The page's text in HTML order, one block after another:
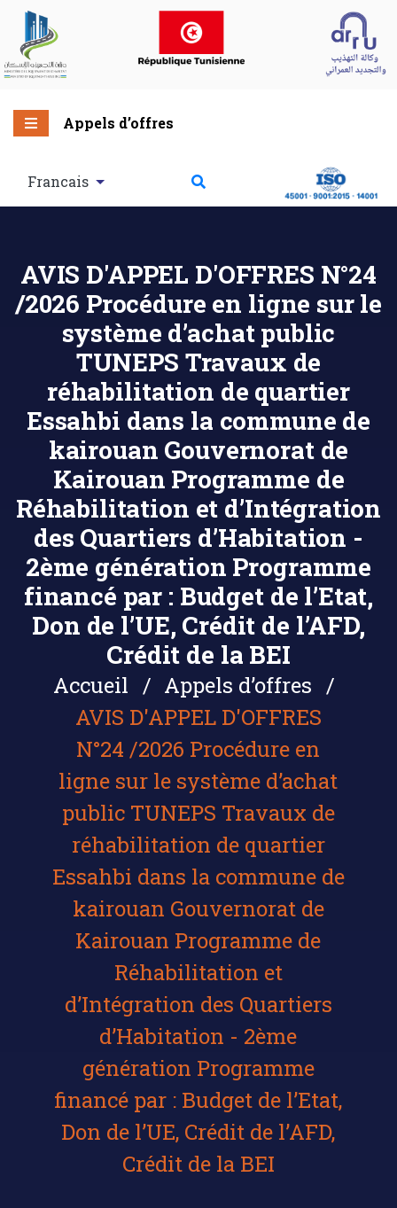
Appels d’offres
Francais
AVIS D'APPEL D'OFFRES N°24
/2026 Procédure en ligne sur le
système d’achat public
TUNEPS Travaux de
réhabilitation de quartier
Essahbi dans la commune de
kairouan Gouvernorat de
Kairouan Programme de
Réhabilitation et d’Intégration
des Quartiers d’Habitation -
2ème génération Programme
financé par : Budget de l’Etat,
Don de l’UE, Crédit de l’AFD,
Crédit de la BEI
Accueil
Appels d’offres
AVIS D'APPEL D'OFFRES
N°24 /2026 Procédure en
ligne sur le système d’achat
public TUNEPS Travaux de
réhabilitation de quartier
Essahbi dans la commune de
kairouan Gouvernorat de
Kairouan Programme de
Réhabilitation et
d’Intégration des Quartiers
d’Habitation - 2ème
génération Programme
financé par : Budget de l’Etat,
Don de l’UE, Crédit de l’AFD,
Crédit de la BEI